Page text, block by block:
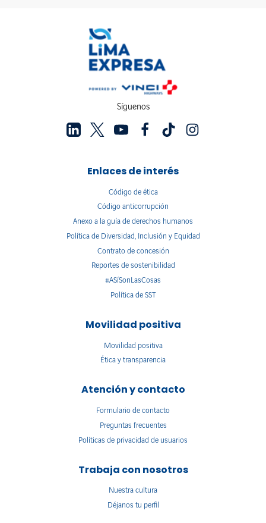
Síguenos
Enlaces de interés
Código de ética
Código anticorrupción
Anexo a la guía de derechos humanos
Política de Diversidad, Inclusión y Equidad
Contrato de concesión
Reportes de sostenibilidad
#ASíSonLasCosas
Política de SST
Movilidad positiva
Movilidad positiva
Ética y transparencia
Atención y contacto
Formulario de contacto
Preguntas frecuentes
Políticas de privacidad de usuarios
Trabaja con nosotros
Nuestra cultura
Déjanos tu perfil